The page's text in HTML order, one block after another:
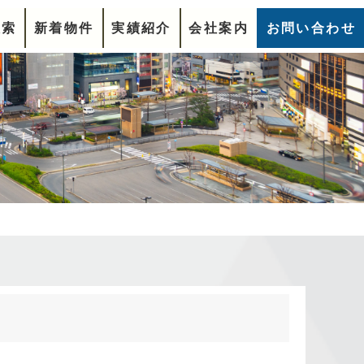
新着物件 実績紹介 会社案内 お問い合わせ